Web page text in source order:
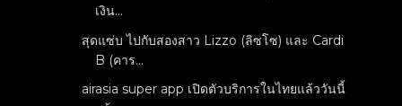
เงิน...
สุดแซ่บ ไปกับสองสาว Lizzo (ลิซโซ) และ Cardi
B (คาร...
airasia super app เปิดตัวบริการในไทยแล้ววันนี้